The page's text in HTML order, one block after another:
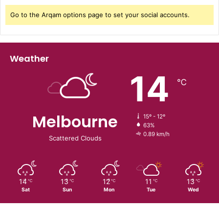
Go to the Arqam options page to set your social accounts.
Weather
Melbourne
Scattered Clouds
14 ℃
15º - 12º
63%
0.89 km/h
14 ℃
Sat
13 ℃
Sun
12 ℃
Mon
11 ℃
Tue
13 ℃
Wed